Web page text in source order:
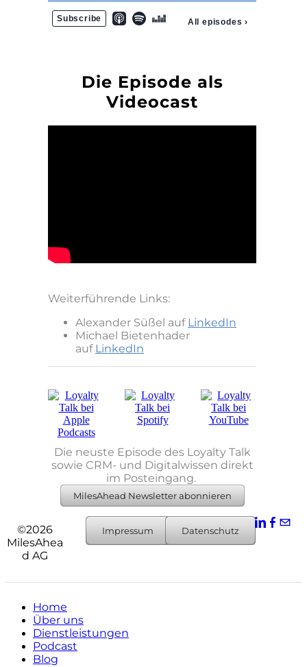
Die Episode als
Videocast
Weiterführende Links:​
Alexander Süßel auf LinkedIn
Michael Bietenhader
auf LinkedIn
Die neuste Episode des Loyalty Talk
sowie CRM- und Digitalwissen direkt
im Posteingang.
MilesAhead Newsletter abonnieren
©2026
MilesAhea
d AG
Impressum Datenschutz
Home
Über uns
Dienstleistungen
Podcast
Blog